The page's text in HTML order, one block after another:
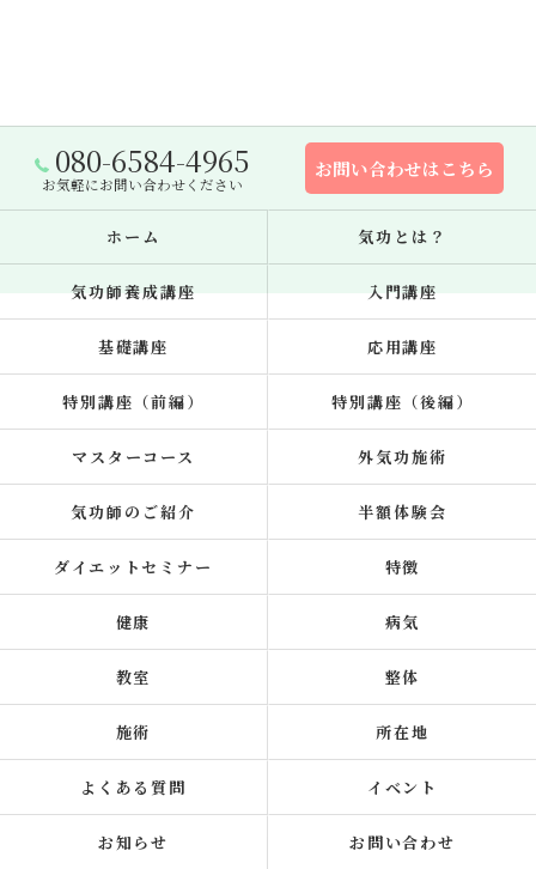
080-6584-4965
お気軽にお問い合わせください
お問い合わせはこちら
ホーム 気功とは？
気功師養成講座 入門講座
基礎講座 応用講座
特別講座（前編） 特別講座（後編）
マスターコース 外気功施術
気功師のご紹介 半額体験会
ダイエットセミナー 特徴
健康 病気
教室 整体
施術 所在地
よくある質問 イベント
お知らせ お問い合わせ